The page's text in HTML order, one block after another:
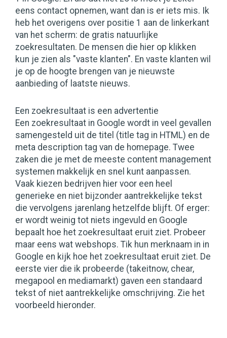
eens contact opnemen, want dan is er iets mis. Ik
heb het overigens over positie 1 aan de linkerkant
van het scherm: de gratis natuurlijke
zoekresultaten. De mensen die hier op klikken
kun je zien als "vaste klanten". En vaste klanten wil
je op de hoogte brengen van je nieuwste
aanbieding of laatste nieuws.
Een zoekresultaat is een advertentie
Een zoekresultaat in Google wordt in veel gevallen
samengesteld uit de titel (title tag in HTML) en de
meta description tag van de homepage. Twee
zaken die je met de meeste content management
systemen makkelijk en snel kunt aanpassen.
Vaak kiezen bedrijven hier voor een heel
generieke en niet bijzonder aantrekkelijke tekst
die vervolgens jarenlang hetzelfde blijft. Of erger:
er wordt weinig tot niets ingevuld en Google
bepaalt hoe het zoekresultaat eruit ziet. Probeer
maar eens wat webshops. Tik hun merknaam in in
Google en kijk hoe het zoekresultaat eruit ziet. De
eerste vier die ik probeerde (takeitnow, chear,
megapool en mediamarkt) gaven een standaard
tekst of niet aantrekkelijke omschrijving. Zie het
voorbeeld hieronder.